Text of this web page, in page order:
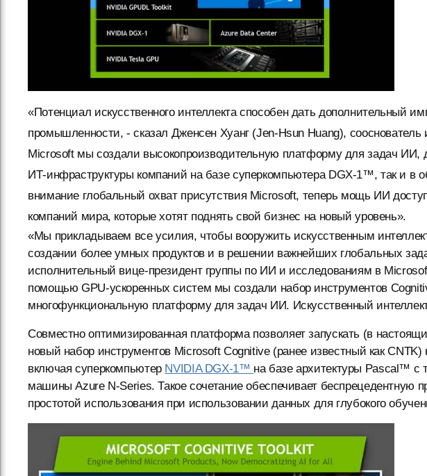
«Потенциал искусственного интеллекта способен дать дополнительный
промышленности, - сказал Дженсен Хуанг (Jen-Hsun Huang),
Microsoft мы создали высокопроизводительную платформу для задач ИИ,
ИТ-инфраструктуры компаний на базе суперкомпьютера DGX-1™, так и в
внимание глобальный охват присутствия Microsoft, теперь мощь ИИ
компаний мира, которые хотят поднять свой бизнес на новый уровень».
«Мы прикладываем все усилия, чтобы вооружить искусственным
создании более умных продуктов и в решении важнейших глобальных
исполнительный вице-президент группы по ИИ и исследованиям в
помощью GPU-ускоренных систем мы создали набор инструментов
многофункциональную платформу для задач ИИ. Искусственный
Совместно оптимизированная платформа позволяет запускать (в
новый набор инструментов Microsoft Cognitive (ранее известный как
включая суперкомпьютер NVIDIA DGX-1™ на базе архитектуры Pascal™ с
машины Azure N-Series. Такое сочетание обеспечивает беспрецедентную
простотой использования при использовании данных для глубокого